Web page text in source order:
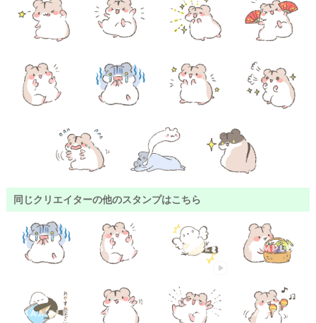
同じクリエイターの他のスタンプはこちら